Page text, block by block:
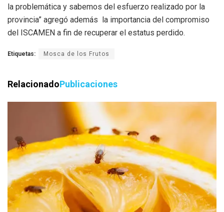
la problemática y sabemos del esfuerzo realizado por la
provincia” agregó además la importancia del compromiso
del ISCAMEN a fin de recuperar el estatus perdido.
Etiquetas: Mosca de los Frutos
RelacionadoPublicaciones